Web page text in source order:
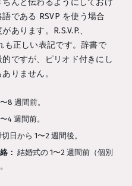
んと伝わるようにしておけ
である RSVP を使う場合
あります。R.S.V.P.、
も正しい表記です。辞書で
ですが、ピリオド付きにし
りません。
8 週間前。
4 週間前。
日から 1〜2 週間後。
： 結婚式の 1〜2 週間前（個別